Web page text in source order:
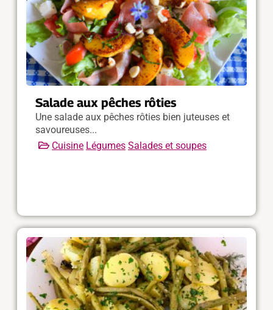
Salade aux pêches rôties
Une salade aux pêches rôties bien juteuses et
savoureuses...
Cuisine Légumes Salades et soupes